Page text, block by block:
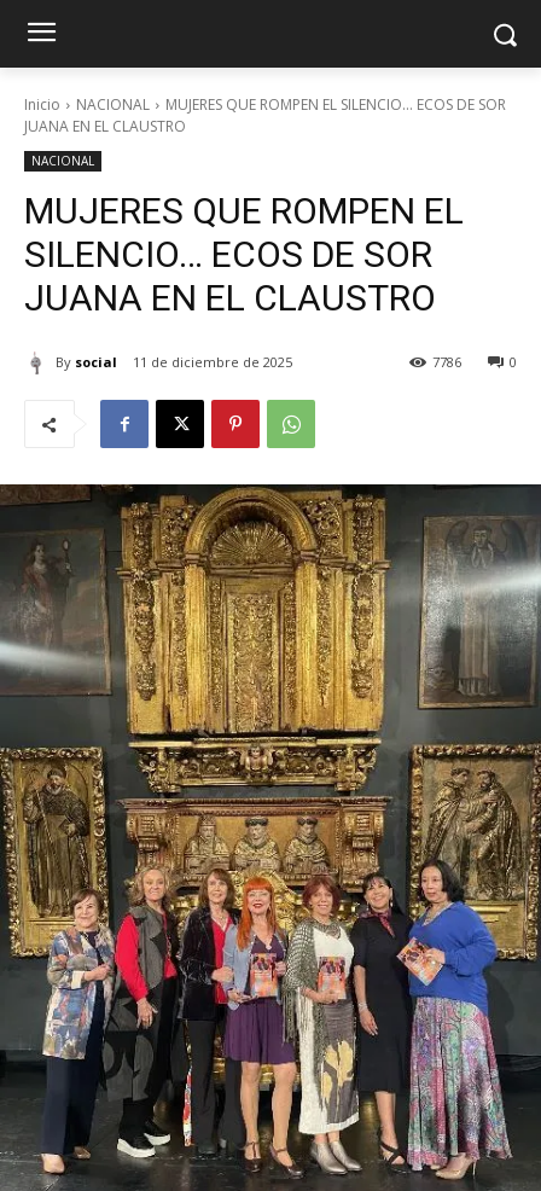
Inicio NACIONAL
MUJERES QUE ROMPEN EL SILENCIO… ECOS DE SOR
JUANA EN EL CLAUSTRO
NACIONAL
MUJERES QUE ROMPEN EL
SILENCIO… ECOS DE SOR
JUANA EN EL CLAUSTRO
By social 11 de diciembre de 2025 0
7786